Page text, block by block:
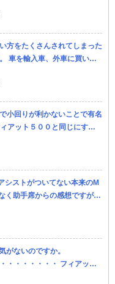
で私が主に乗る車です。 今
方をたくさんされてしまった
車を輸入車、外車に買い替
決まってます。 輸入車、外
小回りが利かないことで有名
アット５００と同じにすれ
（ハッチバック） #5
シストがついてない本来のM
く助手席からの感想ですが、
動が違うというか、今のM...
がないのですか。
・・・・・・・ フィアッ
回答が多かったのですが。